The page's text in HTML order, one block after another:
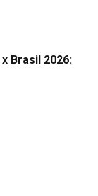
Brasil 2026: